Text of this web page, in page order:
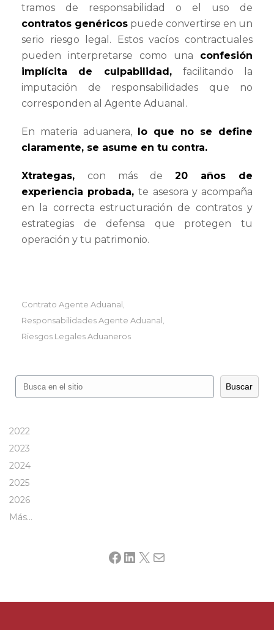
tramos de responsabilidad o el uso de
contratos genéricos puede convertirse en un
serio riesgo legal. Estos vacíos contractuales
pueden interpretarse como una confesión
implícita de culpabilidad, facilitando la
imputación de responsabilidades que no
corresponden al Agente Aduanal.
En materia aduanera, lo que no se define
claramente, se asume en tu contra.
Xtrategas, con más de 20 años de
experiencia probada,te asesora y acompaña
en la correcta estructuración de contratos y
estrategias de defensa que protegen tu
operación y tu patrimonio.
Contrato Agente Aduanal
Responsabilidades Agente Aduanal
Riesgos Legales Aduaneros
Buscar Buscar
2022
2023
2024
2025
2026
Más…
Facebook
LinkedIn
X Mail